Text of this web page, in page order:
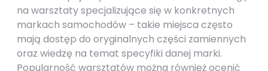
na warsztaty specjalizujące się w konkretnych
markach samochodów – takie miejsca często
mają dostęp do oryginalnych części zamiennych
oraz wiedzę na temat specyfiki danej marki.
Popularność warsztatów można również ocenić